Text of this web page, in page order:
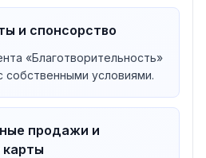
— платёжные ссылки и BNPL
— отдельный тип
красота,
и мероприятия
СМЗ + интеграция с «Мой
и спонсорство
«Благотворительность»
собственными условиями.
продажи и